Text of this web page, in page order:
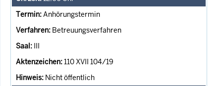
Anhörungstermin
Betreuungsverfahren
III
110 XVII 104/19
Nicht öffentlich